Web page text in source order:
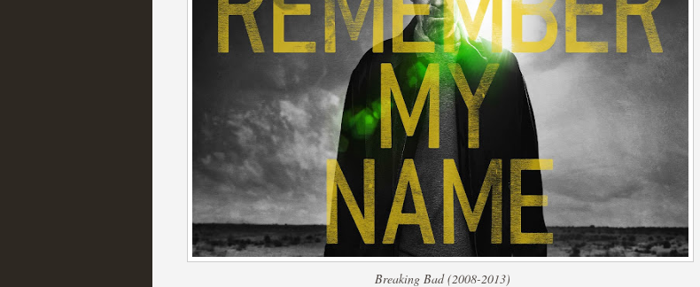
Las temporadas de pilotos de Amazon
MOLTISANTI
Recomendación de la semana
Galería con los Mejores Personajes de Series de
Televisión
Breaking Bad (2008-2013)